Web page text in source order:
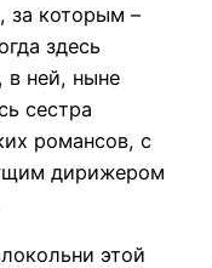
за которым –
здесь
в ней, ныне
сестра
романсов, с
дирижером
этой